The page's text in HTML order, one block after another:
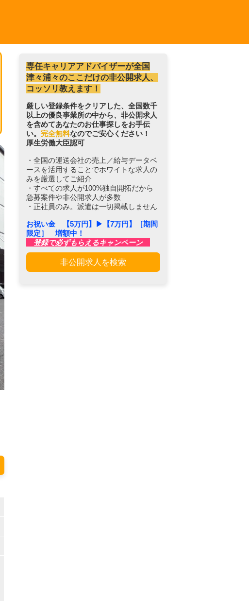
専任キャリアアドバイザーが全国
津々浦々のここだけの非公開求人、
コッソリ教えます！
厳しい登録条件をクリアした、全国数千
以上の優良事業所の中から、非公開求人
を含めてあなたのお仕事探しをお手伝
い。 完全無料なのでご安心ください！
厚生労働大臣認可
・全国の運送会社の売上／給与データベ
ースを活用することでホワイトな求人の
みを厳選してご紹介
・すべての求人が100%独自開拓だから
急募案件や非公開求人が多数
・正社員のみ。派遣は一切掲載しません
お祝い金 【5万円】▶︎【7万円】［期間
限定］ 増額中！
登録で必ずもらえるキャンペーン
非公開求人を検索